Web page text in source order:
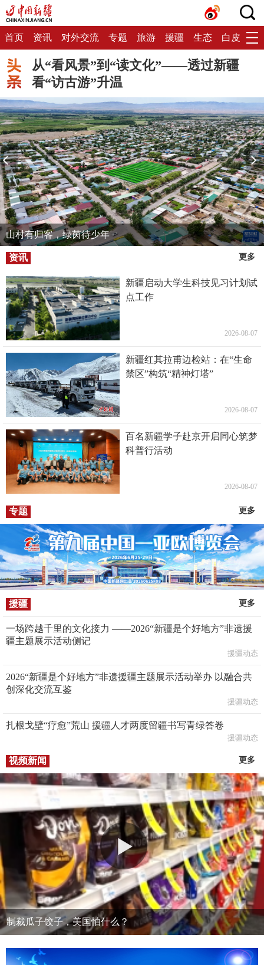
首页 资讯 对外交流 专题 旅游 援疆 生态 白皮书
从“看风景”到“读文化”——透过新疆
看“访古游”升温
山村有归客，绿茵待少年
资讯 更多
新疆启动大学生科技见习计划试
点工作
2026-08-07
新疆红其拉甫边检站：在“生命
禁区”构筑“精神灯塔”
2026-08-07
百名新疆学子赴京开启同心筑梦
科普行活动
2026-08-07
专题 更多
援疆 更多
一场跨越千里的文化接力 ——2026“新疆是个好地方”非遗援
疆主题展示活动侧记
援疆动态
2026“新疆是个好地方”非遗援疆主题展示活动举办 以融合共
创深化交流互鉴
援疆动态
扎根戈壁“疗愈”荒山 援疆人才两度留疆书写青绿答卷
援疆动态
视频新闻 更多
制裁瓜子饺子，美国怕什么？